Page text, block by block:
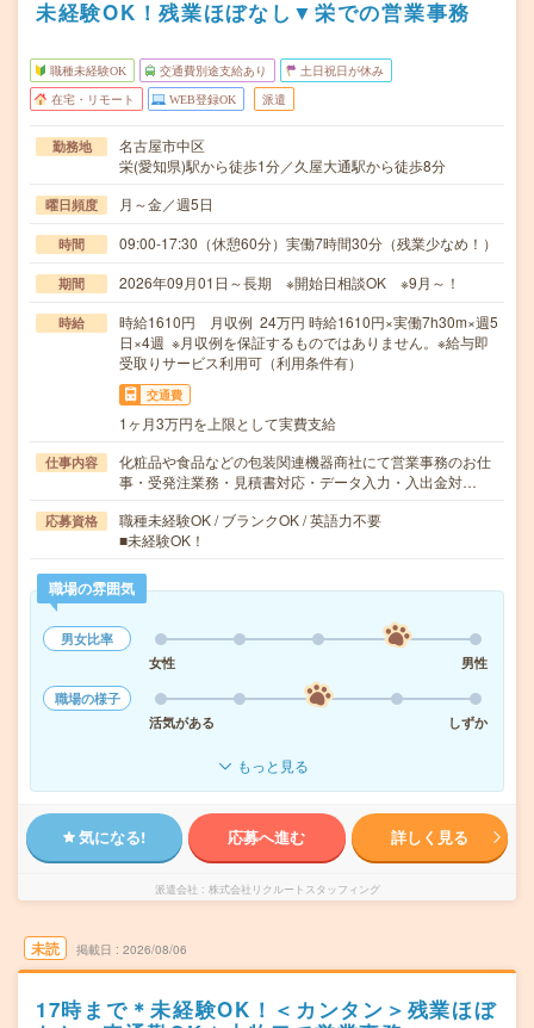
未経験OK！残業ほぼなし▼栄での営業事務
職種未経験OK 交通費別途支給あり 土日祝日が休み
在宅・リモート WEB登録OK 派遣
勤務地
名古屋市中区
栄(愛知県)駅から徒歩1分／久屋大通駅から徒歩8分
曜日頻度 月～金／週5日
時間 09:00-17:30（休憩60分）実働7時間30分（残業少なめ！）
期間 2026年09月01日～長期 ※開始日相談OK ※9月～！
時給
時給1610円 月収例 24万円 時給1610円×実働7h30m×週5
日×4週 ※月収例を保証するものではありません。※給与即
受取りサービス利用可（利用条件有）
交通費
1ヶ月3万円を上限として実費支給
仕事内容
化粧品や食品などの包装関連機器商社にて営業事務のお仕
事・受発注業務・見積書対応・データ入力・入出金対…
応募資格
職種未経験OK / ブランクOK / 英語力不要
■未経験OK！
職場の雰囲気
男女比率
女性
男性
職場の様子
活気がある
しずか
もっと見る
気になる! 応募へ進む 詳しく見る
派遣会社 株式会社リクルートスタッフィング
未読 掲載日 2026/08/06
17時まで＊未経験OK！＜カンタン＞残業ほぼ